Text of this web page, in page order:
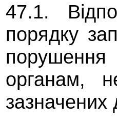
47.1.
порядку
органам,
зазначених